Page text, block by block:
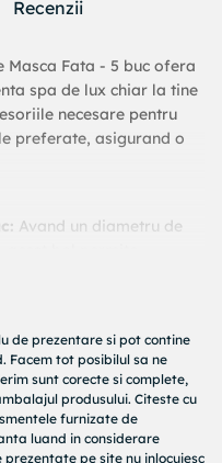
Recenzii
Masca Fata - 5 buc ofera
spa de lux chiar la tine
necesare pentru
preferate, asigurand o
Avand un diametru de
bol permite
pentru masti
de 2.5, 5 si 15 ml.
de 14 cm, aceasta
mastii pentru un ten
amestecarea si
de prezentare si pot contine
Facem tot posibilul sa ne
sunt corecte si complete,
produsului. Citeste cu
furnizate de
luand in considerare
pe site nu inlocuiesc